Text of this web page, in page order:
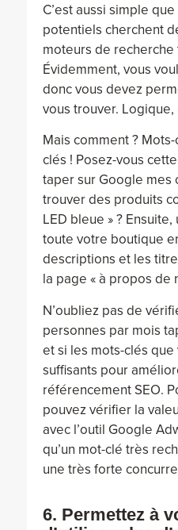
C’est aussi simple
potentiels cherchent
moteurs de
Évidemment, vous
donc vous devez
vous trouver. Logique,
Mais comment ?
clés ! Posez-vous
taper sur Google mes
trouver des produits
LED bleue » ?
toute votre boutique
descriptions et les
la page « à propos de
N’oubliez pas de
personnes par mois
et si les mots-clés
suffisants pour
référencement SEO.
pouvez vérifier la
avec l’outil Google
qu’un mot-clé très
une très forte
6. Permettez à